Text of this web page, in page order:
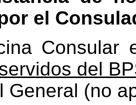
el
Consular
del
General (no